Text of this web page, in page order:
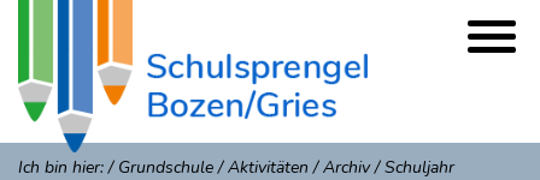
Ich bin hier:/ Grundschule/Aktivitäten /Archiv/Schuljahr